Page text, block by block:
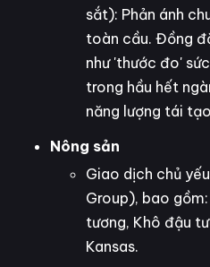
sắt): Phản ánh
toàn cầu. Đồng
như 'thước đo'
trong hầu hết
năng lượng tái
Nông sản
Giao dịch chủ
Group), bao
tương, Khô đậu
Kansas.